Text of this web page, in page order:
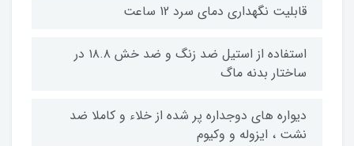
قابلیت نگهداری دمای سرد 12 ساعت
استفاده از استیل ضد زنگ و ضد خش ۱۸.۸ در
ساختار بدنه ماگ
دیواره های دوجداره پر شده از خلاء و کاملا ضد
نشت ، ایزوله و وکیوم